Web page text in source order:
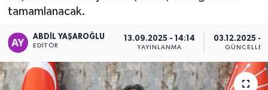
tamamlanacak.
ABDIL YAŞAROĞLU
EDITÖR
13.09.2025 - 14:14
YAYINLANMA
03.12.2025 -
ÖZEL HABER